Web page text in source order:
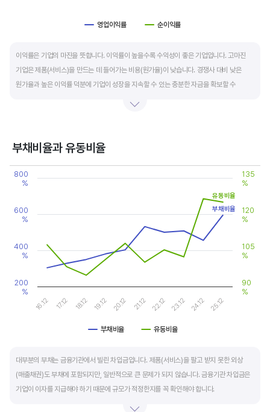
영업이익률 순이익률
이익률은 기업의 마진을 뜻합니다. 이익률이 높을수록 수익성이 좋은 기업입니다. 고마진
기업은 제품(서비스)을 만드는 데 들어가는 비용(원가율)이 낮습니다. 경쟁사 대비 낮은
원가율과 높은 이익률 덕분에 기업이 성장을 지속할 수 있는 충분한 자금을 확보할 수
높은 이익률을 올리고 있다면, 그 기업은 타사 대비 제품(서비스)의 경쟁력이 높은 것으로
부채비율과 유동비율
Chart
Line chart with 2 lines.
View as data table, Chart
The chart has 2 Y axes displaying values, and values.
부채비율 유동비율
16.12 17.12 18.12 19.12 20.12 21.12 22.12 23.12 24.12 25.12
200
%
400
%
600
%
800
%
90
%
105
%
120
%
135
%
부채비율
유동비율
대부분의 부채는 금융기관에서 빌린 차입금입니다. 제품(서비스)을 팔고 받지 못한 외상
(매출채권)도 부채에 포함되지만, 일반적으로 큰 문제가 되지 않습니다. 금융기관 차입금은
기업이 이자를 지급해야 하기 때문에 규모가 적정한지를 꼭 확인해야 합니다.